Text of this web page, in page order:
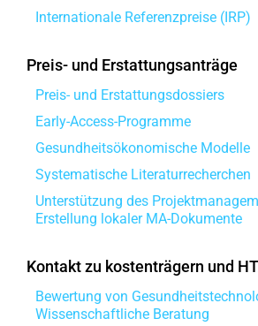
Internationale Referenzpreise (IRP)
Preis- und Erstattungsanträge
Preis- und Erstattungsdossiers
Early-Access-Programme
Gesundheitsökonomische Modelle
Systematische Literaturrecherchen
Unterstützung des
Erstellung lokaler MA-Dokumente
Kontakt zu kostenträgern und
Bewertung von
Wissenschaftliche Beratung